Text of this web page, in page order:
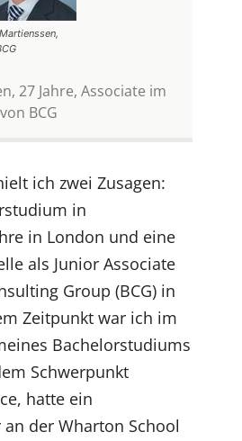
27 Jahre, Associate im
BCG
ich zwei Zusagen:
in
in London und eine
als Junior Associate
Group (BCG) in
Zeitpunkt war ich im
Bachelorstudiums
Schwerpunkt
hatte ein
der Wharton School